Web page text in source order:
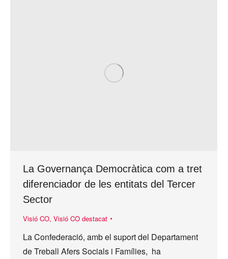
La Governança Democràtica com a tret
diferenciador de les entitats del Tercer
Sector
Visió CO, Visió CO destacat
La Confederació, amb el suport del Departament
de Treball Afers Socials i Famílies, ha